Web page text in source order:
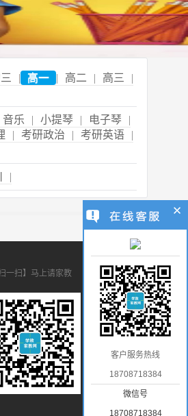
| 高一 | 高二 | 高三
|
音乐 | 小提琴 | 电子琴
|
| 考研政治 | 考研英语
|
|
扫一扫】马上请家教
客户服务热线
18708718384
微信号
18708718384